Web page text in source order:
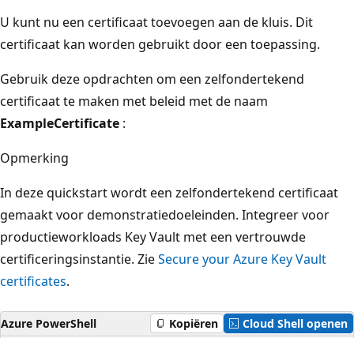
U kunt nu een certificaat toevoegen aan de kluis. Dit
certificaat kan worden gebruikt door een toepassing.
Gebruik deze opdrachten om een zelfondertekend
certificaat te maken met beleid met de naam
ExampleCertificate :
Opmerking
In deze quickstart wordt een zelfondertekend certificaat
gemaakt voor demonstratiedoeleinden. Integreer voor
productieworkloads Key Vault met een vertrouwde
certificeringsinstantie. ZieSecure your Azure Key Vault
certificates.
Azure PowerShell Kopiëren Cloud Shell openen